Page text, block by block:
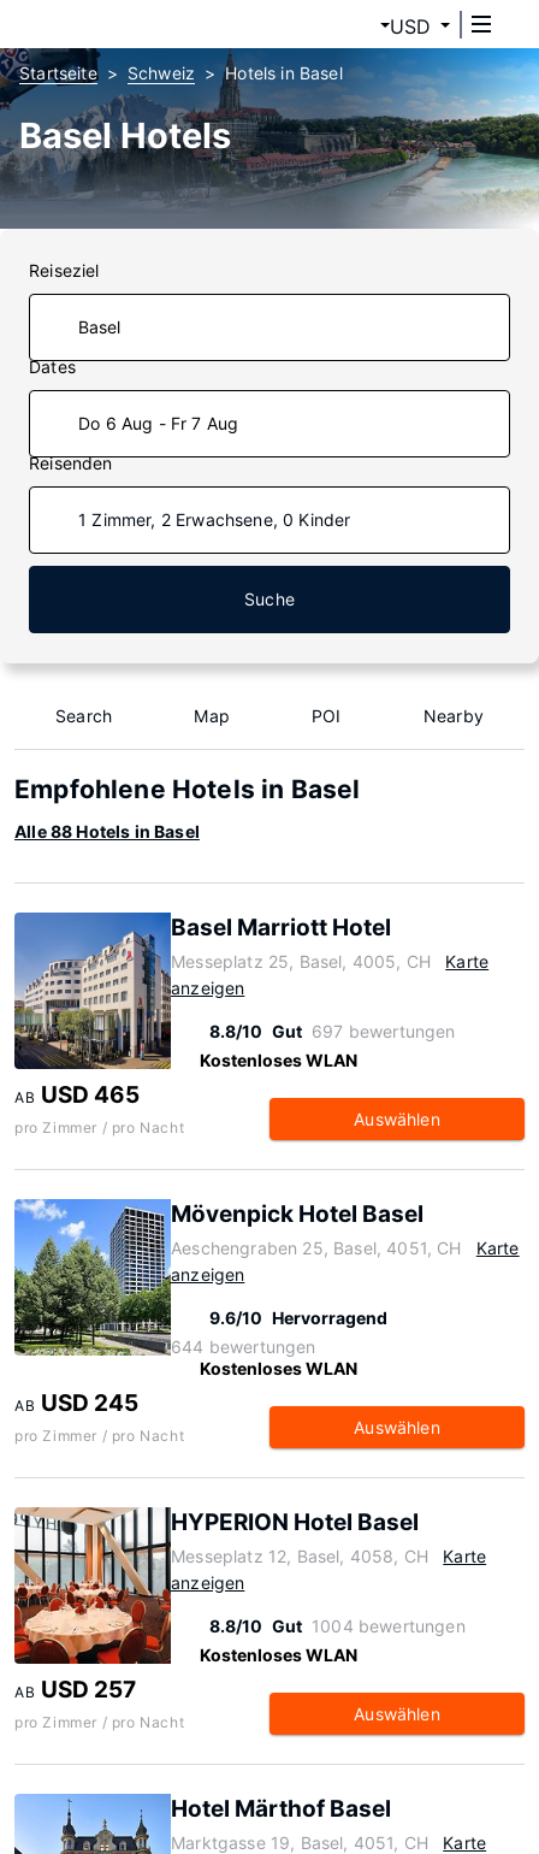
USD
Startseite Schweiz Hotels in Basel
Basel Hotels
Reiseziel
Dates
Do 6 Aug - Fr 7 Aug
Reisenden
1 Zimmer, 2 Erwachsene, 0 Kinder
Suche
Search Map POI Nearby
Empfohlene Hotels in Basel
Alle 88 Hotels in Basel
Basel Marriott Hotel
Messeplatz 25, Basel, 4005, CH
Karte
anzeigen
8.8/10 Gut 697 bewertungen
Kostenloses WLAN
AB USD 465
pro Zimmer / pro Nacht Auswählen
Mövenpick Hotel Basel
Aeschengraben 25, Basel, 4051, CH
Karte
anzeigen
9.6/10 Hervorragend
644 bewertungen
Kostenloses WLAN
AB USD 245
pro Zimmer / pro Nacht Auswählen
HYPERION Hotel Basel
Messeplatz 12, Basel, 4058, CH
Karte
anzeigen
8.8/10 Gut 1004 bewertungen
Kostenloses WLAN
AB USD 257
pro Zimmer / pro Nacht Auswählen
Hotel Märthof Basel
Marktgasse 19, Basel, 4051, CH
Karte